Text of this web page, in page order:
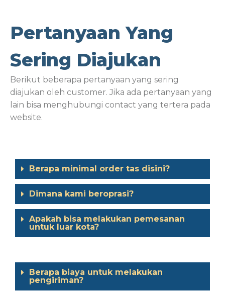
Pertanyaan Yang
Sering Diajukan
Berikut beberapa pertanyaan yang sering
diajukan oleh customer. Jika ada pertanyaan yang
lain bisa menghubungi contact yang tertera pada
website.
Berapa minimal order tas disini?
Dimana kami beroprasi?
Apakah bisa melakukan pemesanan
untuk luar kota?
Berapa biaya untuk melakukan
pengiriman?